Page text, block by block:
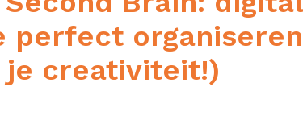
perfect
je creativiteit!)